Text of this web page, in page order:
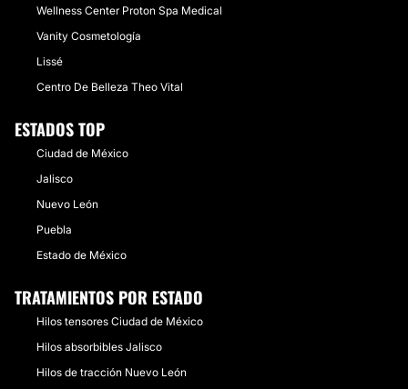
Wellness Center Proton Spa Medical
Vanity Cosmetología
Lissé
Centro De Belleza Theo Vital
ESTADOS TOP
Ciudad de México
Jalisco
Nuevo León
Puebla
Estado de México
TRATAMIENTOS POR ESTADO
Hilos tensores Ciudad de México
Hilos absorbibles Jalisco
Hilos de tracción Nuevo León